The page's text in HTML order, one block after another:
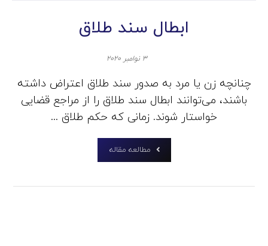
ابطال سند طلاق
۳ نوامبر ۲۰۲۰
چنانچه زن یا مرد به صدور سند طلاق اعتراض داشته
باشند، می‌توانند ابطال سند طلاق را از مراجع قضایی
خواستار شوند. زمانی که حکم طلاق ...
مطالعه مقاله